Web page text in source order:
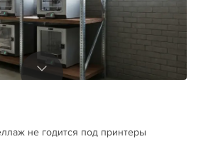
не годится под принтеры